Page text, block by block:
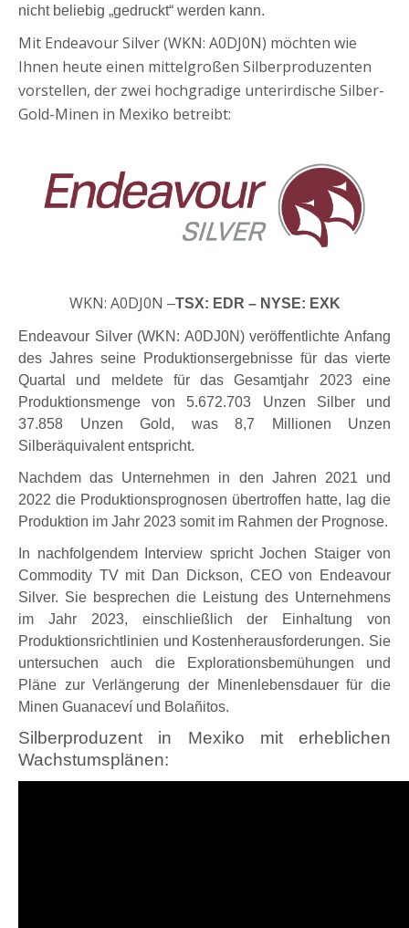
nicht beliebig „gedruckt“ werden kann.
Mit Endeavour Silver (WKN: A0DJ0N) möchten wie
Ihnen heute einen mittelgroßen Silberproduzenten
vorstellen, der zwei hochgradige unterirdische Silber-
Gold-Minen in Mexiko betreibt:
WKN: A0DJ0N –TSX: EDR – NYSE: EXK
Endeavour Silver (WKN: A0DJ0N)veröffentlichte Anfang
des Jahres seine Produktionsergebnisse für das vierte
Quartal und meldete für das Gesamtjahr 2023 eine
Produktionsmenge von 5.672.703 Unzen Silberund
37.858 Unzen Gold, was 8,7 Millionen Unzen
Silberäquivalententspricht.
Nachdem das Unternehmen in den Jahren 2021 und
2022 die Produktionsprognosen übertroffen hatte, lag die
Produktion im Jahr 2023 somit im Rahmen der Prognose.
In nachfolgendem Interview spricht Jochen Staigervon
Commodity TVmit Dan Dickson, CEOvon
Endeavour
Silver. Sie besprechen die Leistung des Unternehmens
im Jahr 2023, einschließlich der Einhaltung von
Produktionsrichtlinien und Kostenherausforderungen. Sie
untersuchen auch die Explorationsbemühungen und
Pläne zur Verlängerung der Minenlebensdauer für die
Minen Guanaceví und Bolañitos.
Silberproduzent in Mexiko mit erheblichen
Wachstumsplänen: